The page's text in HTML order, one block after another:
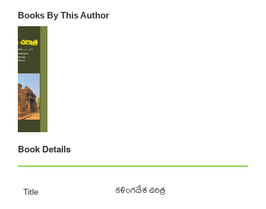
Books By This Author
Book Details
Title కళింగదేశ చరిత్ర